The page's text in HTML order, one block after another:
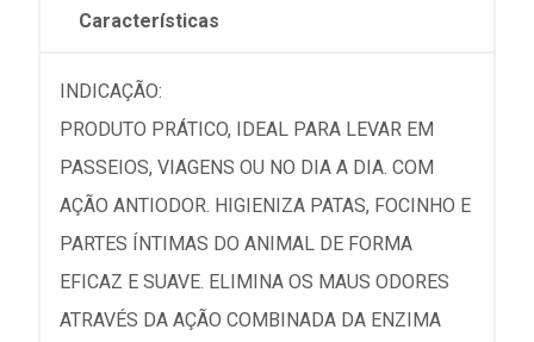
Características
INDICAÇÃO:
PRODUTO PRÁTICO, IDEAL PARA LEVAR EM
PASSEIOS, VIAGENS OU NO DIA A DIA. COM
AÇÃO ANTIODOR. HIGIENIZA PATAS, FOCINHO E
PARTES ÍNTIMAS DO ANIMAL DE FORMA
EFICAZ E SUAVE. ELIMINA OS MAUS ODORES
ATRAVÉS DA AÇÃO COMBINADA DA ENZIMA